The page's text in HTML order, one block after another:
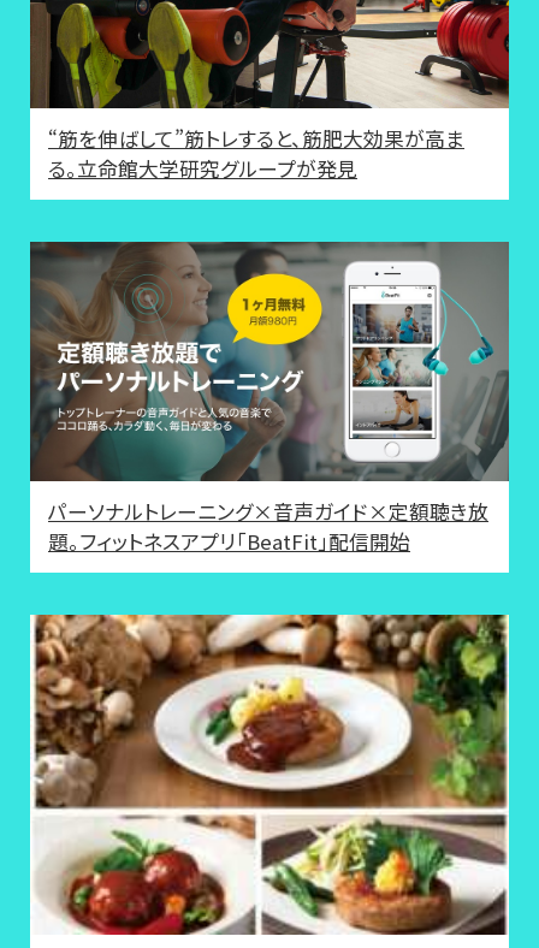
“筋を伸ばして”筋トレすると、筋肥大効果が高ま
る。立命館大学研究グループが発見
パーソナルトレーニング×音声ガイド×定額聴き放
題。フィットネスアプリ「BeatFit」配信開始